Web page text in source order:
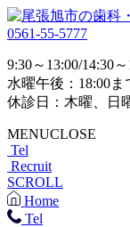
0561-55-5777
9:30～13:00/14:30
水曜午後：18:00ま
休診日：木曜、日
MENUCLOSE
Tel
Recruit
SCROLL
Home
Tel